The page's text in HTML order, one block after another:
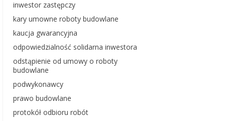
inwestor zastępczy
kary umowne roboty budowlane
kaucja gwarancyjna
odpowiedzialność solidarna inwestora
odstąpienie od umowy o roboty
budowlane
podwykonawcy
prawo budowlane
protokół odbioru robót